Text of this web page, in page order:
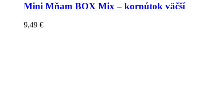
Mini Mňam BOX Mix – kornútok väčší
9,49 €